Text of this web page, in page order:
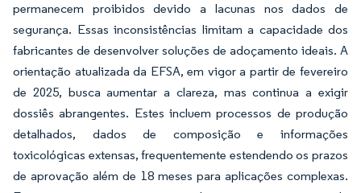
permanecem proibidos devido a lacunas nos dados de
segurança. Essas inconsistências limitam a capacidade dos
fabricantes de desenvolver soluções de adoçamento ideais. A
orientação atualizada da EFSA, em vigor a partir de fevereiro
de 2025, busca aumentar a clareza, mas continua a exigir
dossiês abrangentes. Estes incluem processos de produção
detalhados, dados de composição e informações
toxicológicas extensas, frequentemente estendendo os prazos
de aprovação além de 18 meses para aplicações complexas.